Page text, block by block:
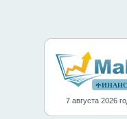
7 августа 2026